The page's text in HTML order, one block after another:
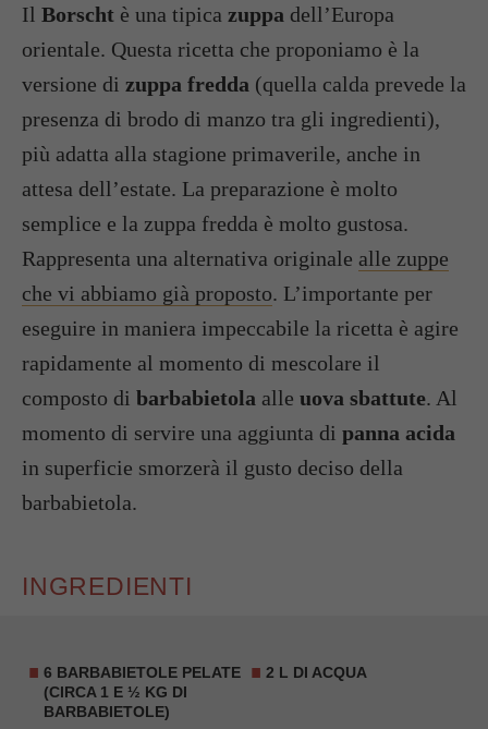
Il Borscht è una tipica zuppa dell’Europa
orientale. Questa ricetta che proponiamo è la
versione di zuppa fredda (quella calda prevede la
presenza di brodo di manzo tra gli ingredienti),
più adatta alla stagione primaverile, anche in
attesa dell’estate. La preparazione è molto
semplice e la zuppa fredda è molto gustosa.
Rappresenta una alternativa originale alle zuppe
che vi abbiamo già proposto. L’importante per
eseguire in maniera impeccabile la ricetta è agire
rapidamente al momento di mescolare il
composto di barbabietola alle uova sbattute. Al
momento di servire una aggiunta di panna acida
in superficie smorzerà il gusto deciso della
barbabietola.
INGREDIENTI
6 BARBABIETOLE PELATE
(CIRCA 1 E ½ KG DI
BARBABIETOLE)
2 L DI ACQUA